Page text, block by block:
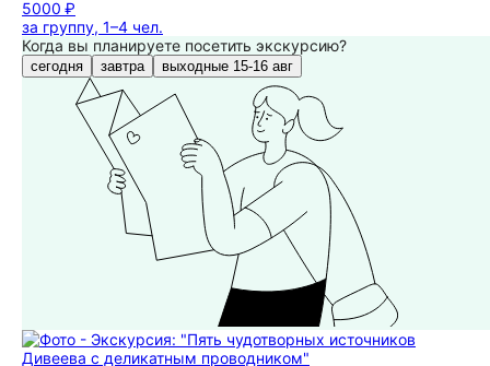
5000 ₽
за группу, 1–4 чел.
Когда вы планируете посетить экскурсию?
сегодня завтра выходные 15-16 авг